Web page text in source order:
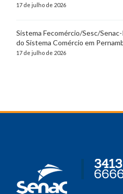
17 de julho de 2026
Sistema Fecomércio/Sesc/
do Sistema Comércio em
17 de julho de 2026
3413